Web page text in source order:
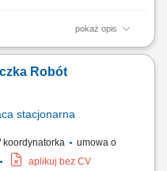
pokaż opis
zadań konstrukcyjno-
powykonawczej,
etapie inwestycji.
Robót
stacjonarna
koordynatorka
umowa o
aplikuj bez CV